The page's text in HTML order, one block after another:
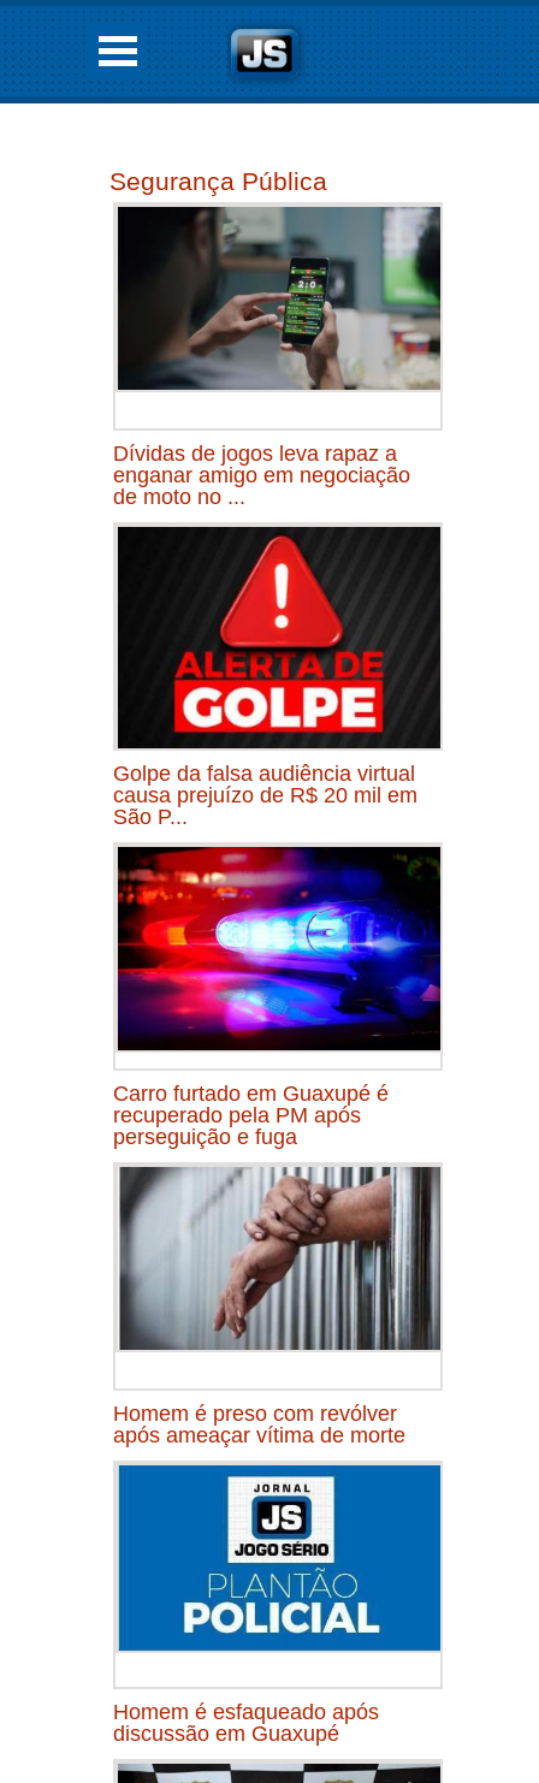
Segurança Pública
Dívidas de jogos leva rapaz a
enganar amigo em negociação
de moto no ...
Golpe da falsa audiência virtual
causa prejuízo de R$ 20 mil em
São P...
Carro furtado em Guaxupé é
recuperado pela PM após
perseguição e fuga
Homem é preso com revólver
após ameaçar vítima de morte
Homem é esfaqueado após
discussão em Guaxupé